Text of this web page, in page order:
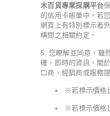
木百貨專業採購平台
的信用卡帳單中。若
網頁上有特別標示者
構間之相關約定。
您瞭解並同意，雖
確、即時的資訊。關
口商、經銷商或服務
※若標示價格
※若標示價格